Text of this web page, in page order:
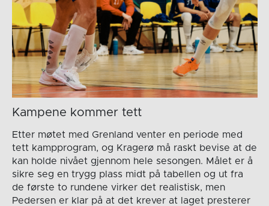
Kampene kommer tett
Etter møtet med Grenland venter en periode med
tett kampprogram, og Kragerø må raskt bevise at de
kan holde nivået gjennom hele sesongen. Målet er å
sikre seg en trygg plass midt på tabellen og ut fra
de første to rundene virker det realistisk, men
Pedersen er klar på at det krever at laget presterer